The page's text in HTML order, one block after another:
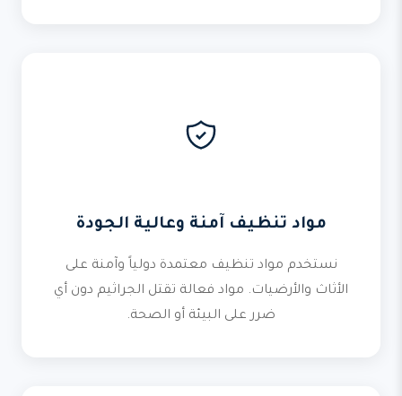
مواد تنظيف آمنة وعالية الجودة
نستخدم مواد تنظيف معتمدة دولياً وآمنة على
الأثاث والأرضيات. مواد فعالة تقتل الجراثيم دون أي
ضرر على البيئة أو الصحة.